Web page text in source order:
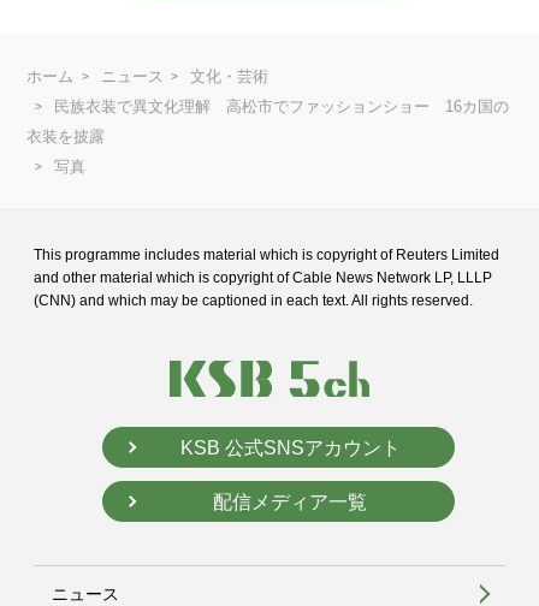
ホーム ニュース
文化・芸術
民族衣装で異文化理解 高松市でファッションショー 16カ国の
衣装を披露
写真
This programme includes material which is copyright of Reuters Limited
and other material which is copyright of Cable News Network LP, LLLP
(CNN) and which may be captioned in each text. All rights reserved.
KSB 公式SNSアカウント
配信メディア一覧
ニュース